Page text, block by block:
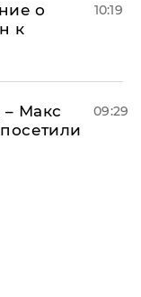
о
к
10:19
– Макс
09:29